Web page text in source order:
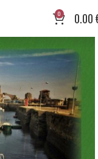
0 0.00